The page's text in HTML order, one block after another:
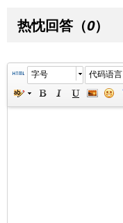
热忱回答 （0）
字号 代码语言